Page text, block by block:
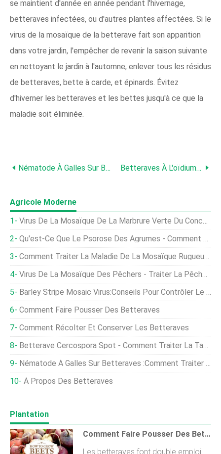
se maintient d'année en année pendant l'hivernage,
betteraves infectées, ou d'autres plantes affectées. Si le
virus de la mosaïque de la betterave fait son apparition
dans votre jardin, l'empêcher de revenir la saison suivante
en nettoyant le jardin à l'automne, enlever tous les résidus
de betteraves, bette à carde, et épinards. Évitez
d'hiverner les betteraves et les bettes jusqu'à ce que la
maladie soit éliminée.
Nématode À Galles Sur Betteraves :comment Traiter Le Nématode À Galles Sur Betteraves Betteraves À L'oïdium - Traiter L'oïdium Dans Les Plants De Betterave
Agricole Moderne
Virus De La Mosaïque De La Marbrure Verte Du Concombre
Qu'est-Ce Que Le Psorose Des Agrumes - Comment Prévenir La Maladie Du Psorose Des Agrumes
Comment Traiter La Maladie De La Mosaïque Rugueuse :qu'est-Ce Que Le Virus De La Mosaïque Rugueuse De La Cerise
Virus De La Mosaïque Des Pêchers - Traiter La Pêche Avec Le Virus De La Mosaïque
Barley Stripe Mosaic Virus:Conseils Pour Contrôler Le Virus De La Mosaïque De L'orge
Comment Faire Pousser Des Betteraves
Comment Récolter Et Conserver Les Betteraves
Betterave Cercospora Spot - Comment Traiter La Tache Cercospora Sur Les Betteraves
Nématode À Galles Sur Betteraves :comment Traiter Le Nématode À Galles Sur Betteraves
À Propos Des Betteraves
Plantation
Comment Faire Pousser Des Betteraves De La Graine À La Récolte
Les betteraves font double emploi